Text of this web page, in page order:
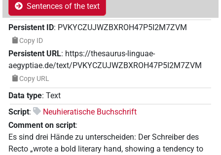
Sentences of the text
Persistent ID: PVKYCZUJWZBXROH47P5I2M7ZVM
Copy ID
Persistent URL: https://thesaurus-linguae-
aegyptiae.de/text/PVKYCZUJWZBXROH47P5I2M7ZVM
Copy URL
Data type: Text
Script:
Neuhieratische Buchschrift
Comment on script:
Es sind drei Hände zu unterscheiden: Der Schreiber des
Recto „wrote a bold literary hand, showing a tendency to